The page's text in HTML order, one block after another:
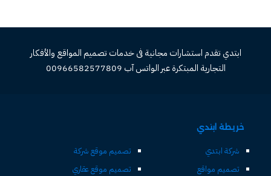
ابتدي تقدم استشارات مجانية فى خدمات تصميم المواقع والأفكار
التجارية المبتكرة عبر الواتس آب 00966582577809
خريطة ابتدي
شركة ابتدي
تصميم مواقع
تصميم موقع شركة
تصميم موقع عقاري